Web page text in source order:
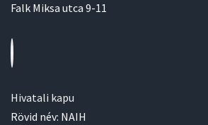
Falk Miksa utca 9-11
Hivatali kapu
Rövid név: NAIH